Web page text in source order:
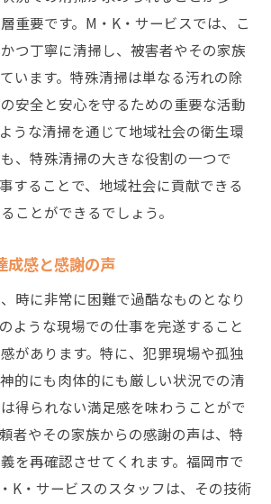
重要です。M・K・サービスでは、こ
つ丁寧に清掃し、被害者やその家族
います。特殊清掃は単なる汚れの除
安全と安心を守るための重要な活動
うな清掃を通じて地域社会の衛生環
、特殊清掃の大きな役割の一つで
することで、地域社会に貢献できる
ことができるでしょう。
成感と感謝の声
時に非常に困難で過酷なものとなり
ような現場での仕事を完遂すること
があります。特に、犯罪現場や孤独
的にも肉体的にも厳しい状況での清
得られない満足感を味わうことがで
者やその家族からの感謝の声は、特
を再確認させてくれます。福岡市で
K・サービスのスタッフは、その技術